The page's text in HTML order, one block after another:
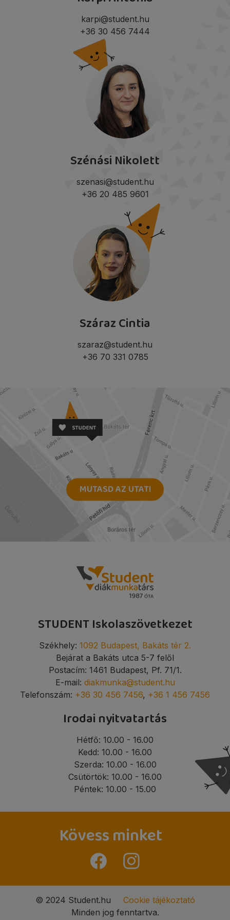
karpi@student.hu
+36 30 456 7444
Szénási Nikolett
szenasi@student.hu
+36 20 485 9601
Száraz Cintia
szaraz@student.hu
+36 70 331 0785
MUTASD AZ UTAT!
STUDENT Iskolaszövetkezet
Székhely: 1092 Budapest, Bakáts tér 2.
Bejárat a Bakáts utca 5-7 felől
Postacím: 1461 Budapest, Pf. 71/1.
E-mail: diakmunka@student.hu
Telefonszám: +36 30 456 7456, +36 1 456 7456
Irodai nyitvatartás
Hétfő: 10.00 - 16.00
Kedd: 10.00 - 16.00
Szerda: 10.00 - 16.00
Csütörtök: 10.00 - 16.00
Péntek: 10.00 - 15.00
Kövess minket
© 2024 Student.hu
Cookie tájékoztató
Minden jog fenntartva.